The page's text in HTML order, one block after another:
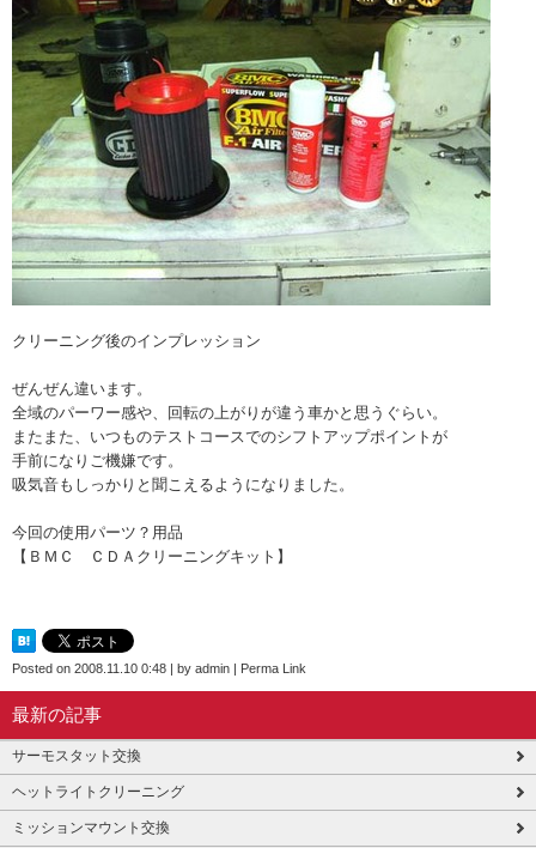
クリーニング後のインプレッション
ぜんぜん違います。
全域のパーワー感や、回転の上がりが違う車かと思うぐらい。
またまた、いつものテストコースでのシフトアップポイントが
手前になりご機嫌です。
吸気音もしっかりと聞こえるようになりました。
今回の使用パーツ？用品
【ＢＭＣ ＣＤＡクリーニングキット】
Posted on 2008.11.10 0:48 | by admin | Perma Link
最新の記事
サーモスタット交換
ヘットライトクリーニング
ミッションマウント交換